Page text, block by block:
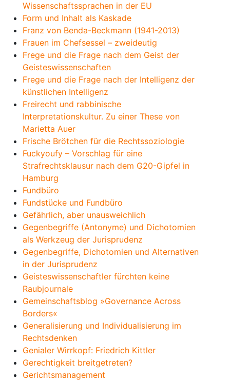
Wissenschaftssprachen in der EU
Form und Inhalt als Kaskade
Franz von Benda-Beckmann (1941-2013)
Frauen im Chefsessel – zweideutig
Frege und die Frage nach dem Geist der
Geisteswissenschaften
Frege und die Frage nach der Intelligenz der
künstlichen Intelligenz
Freirecht und rabbinische
Interpretationskultur. Zu einer These von
Marietta Auer
Frische Brötchen für die Rechtssoziologie
Fuckyoufy – Vorschlag für eine
Strafrechtsklausur nach dem G20-Gipfel in
Hamburg
Fundbüro
Fundstücke und Fundbüro
Gefährlich, aber unausweichlich
Gegenbegriffe (Antonyme) und Dichotomien
als Werkzeug der Jurisprudenz
Gegenbegriffe, Dichotomien und Alternativen
in der Jurisprudenz
Geisteswissenschaftler fürchten keine
Raubjournale
Gemeinschaftsblog »Governance Across
Borders«
Generalisierung und Individualisierung im
Rechtsdenken
Genialer Wirrkopf: Friedrich Kittler
Gerechtigkeit breitgetreten?
Gerichtsmanagement